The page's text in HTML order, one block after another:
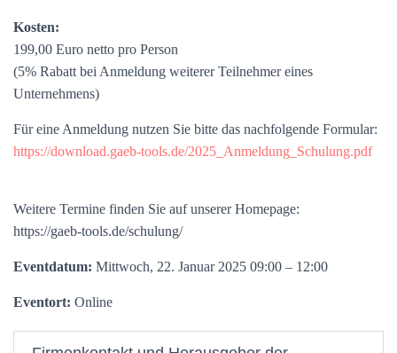
Kosten:
199,00 Euro netto pro Person
(5% Rabatt bei Anmeldung weiterer Teilnehmer eines
Unternehmens)
Für eine Anmeldung nutzen Sie bitte das nachfolgende Formular:
https://download.gaeb-tools.de/2025_Anmeldung_Schulung.pdf
Weitere Termine finden Sie auf unserer Homepage:
https://gaeb-tools.de/schulung/
Eventdatum: Mittwoch, 22. Januar 2025 09:00 – 12:00
Eventort: Online